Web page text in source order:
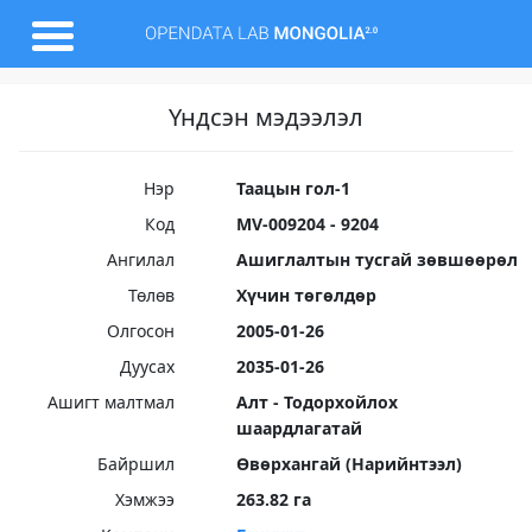
Үндсэн мэдээлэл
Нэр
Таацын гол-1
Код
MV-009204 - 9204
Ангилал
Ашиглалтын тусгай зөвшөөрөл
Төлөв
Хүчин төгөлдөр
Олгосон
2005-01-26
Дуусах
2035-01-26
Ашигт малтмал
Алт - Тодорхойлох
шаардлагатай
Байршил
Өвөрхангай (Нарийнтээл)
Хэмжээ
263.82 га